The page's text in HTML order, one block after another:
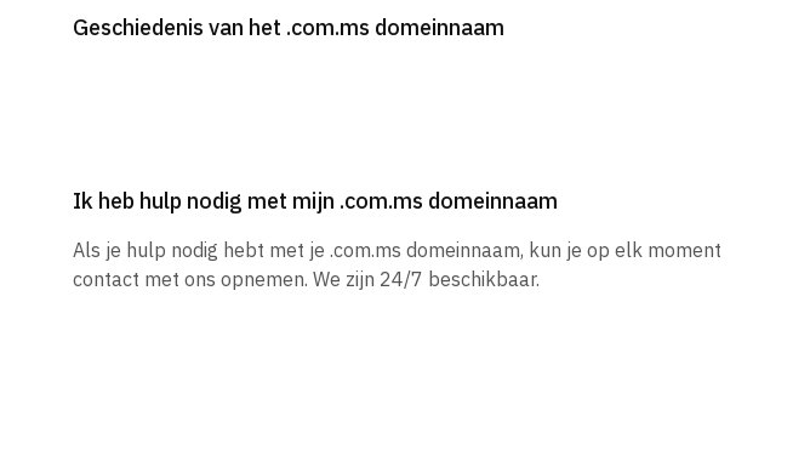
Geschiedenis van het .com.ms domeinnaam
Ik heb hulp nodig met mijn .com.ms domeinnaam
Als je hulp nodig hebt met je .com.ms domeinnaam, kun je op elk moment
contact met ons opnemen. We zijn 24/7 beschikbaar.